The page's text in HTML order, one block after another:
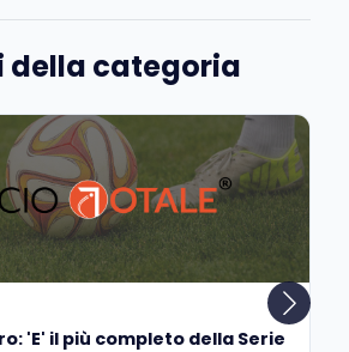
della categoria
'E' il più completo della Serie